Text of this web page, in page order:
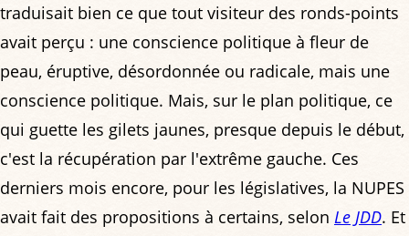
traduisait bien ce que tout visiteur des ronds-points
avait perçu : une conscience politique à fleur de
peau, éruptive, désordonnée ou radicale, mais une
conscience politique. Mais, sur le plan politique, ce
qui guette les gilets jaunes, presque depuis le début,
c'est la récupération par l'extrême gauche. Ces
derniers mois encore, pour les législatives, la NUPES
avait fait des propositions à certains, selon Le JDD. Et